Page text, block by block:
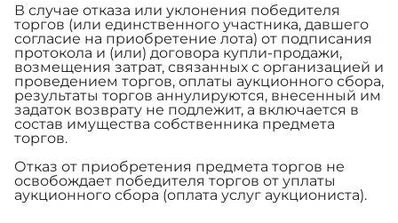
В случае отказа или уклонения победителя
торгов (или единственного участника, давшего
согласие на приобретение лота) от подписания
протокола и (или) договора купли-продажи,
возмещения затрат, связанных с организацией и
проведением торгов, оплаты аукционного сбора,
результаты торгов аннулируются, внесенный им
задаток возврату не подлежит, а включается в
состав имущества собственника предмета
торгов.
Отказ от приобретения предмета торгов не
освобождает победителя торгов от уплаты
аукционного сбора (оплата услуг аукциониста).